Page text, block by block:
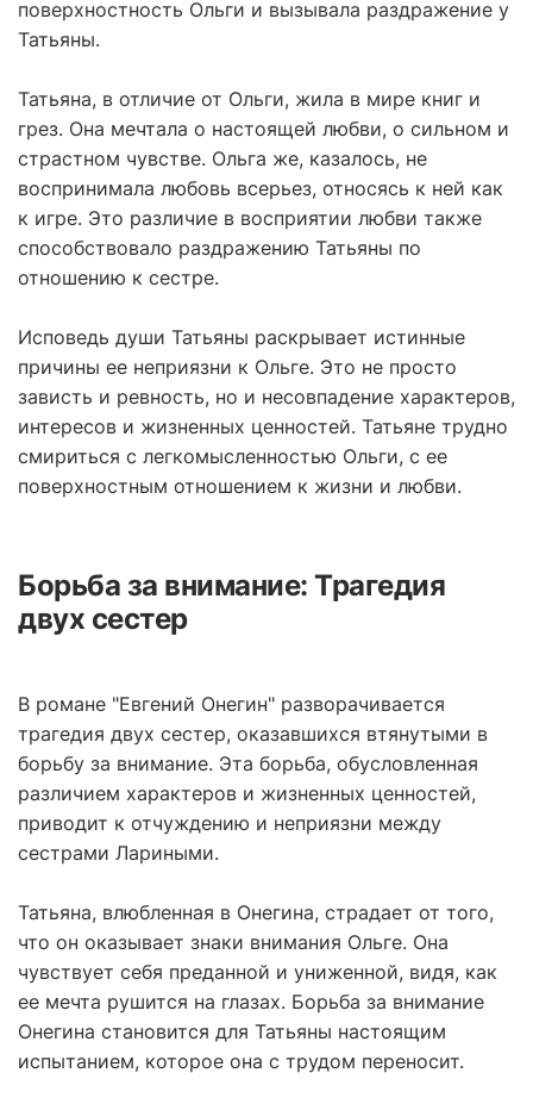
поверхностность Ольги и вызывала раздражение у
Татьяны.
Татьяна, в отличие от Ольги, жила в мире книг и
грез. Она мечтала о настоящей любви, о сильном и
страстном чувстве. Ольга же, казалось, не
воспринимала любовь всерьез, относясь к ней как
к игре. Это различие в восприятии любви также
способствовало раздражению Татьяны по
отношению к сестре.
Исповедь души Татьяны раскрывает истинные
причины ее неприязни к Ольге. Это не просто
зависть и ревность, но и несовпадение характеров,
интересов и жизненных ценностей. Татьяне трудно
смириться с легкомысленностью Ольги, с ее
поверхностным отношением к жизни и любви.
Борьба за внимание: Трагедия
двух сестер
В романе "Евгений Онегин" разворачивается
трагедия двух сестер, оказавшихся втянутыми в
борьбу за внимание. Эта борьба, обусловленная
различием характеров и жизненных ценностей,
приводит к отчуждению и неприязни между
сестрами Лариными.
Татьяна, влюбленная в Онегина, страдает от того,
что он оказывает знаки внимания Ольге. Она
чувствует себя преданной и униженной, видя, как
ее мечта рушится на глазах. Борьба за внимание
Онегина становится для Татьяны настоящим
испытанием, которое она с трудом переносит.